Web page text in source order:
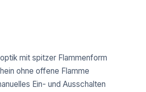
mit spitzer Flammenform
ohne offene Flamme
Ein- und Ausschalten